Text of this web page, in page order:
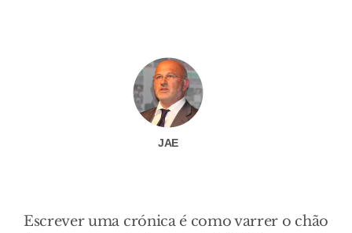
JAE
Escrever uma crónica é como varrer o chão